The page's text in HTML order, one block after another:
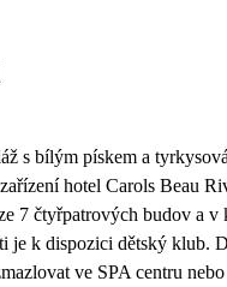
s bílým pískem a
hotel Carols Beau
7 čtyřpatrových budov a
je k dispozici dětský klub.
ve SPA centru